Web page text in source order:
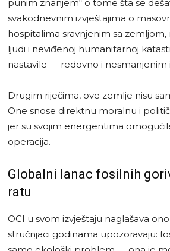
punim znanjem“ o tome šta se
svakodnevnim izvještajima o
hospitalima sravnjenim sa zemljom,
ljudi i neviđenoj humanitarnoj
nastavile — redovno i
Drugim riječima, ove zemlje nisu
One snose direktnu moralnu i
jer su svojim energentima
operacija.
Globalni lanac fosilnih
ratu
OCI u svom izvještaju naglašava
stručnjaci godinama upozoravaju: